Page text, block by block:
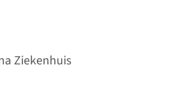
Ziekenhuis
in de
dat